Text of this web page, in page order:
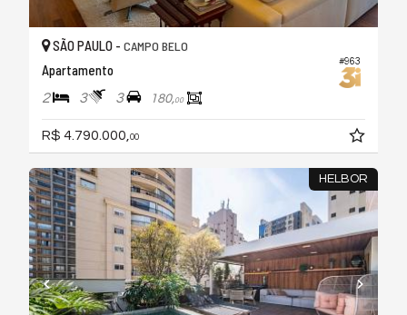
#963
SÃO PAULO - CAMPO BELO
Apartamento
2 3 3 180,00
R$ 4.790.000, 00
HELBOR